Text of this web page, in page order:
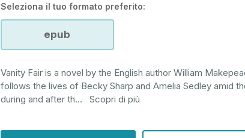
Seleziona il tuo formato preferito:
epub
Vanity Fair is a novel by the English author William
follows the lives of Becky Sharp and Amelia Sedley amid
during and after th... Scopri di più